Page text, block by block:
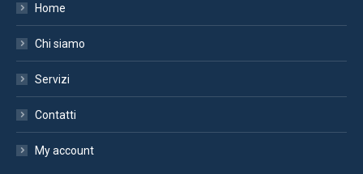
Home
Chi siamo
Servizi
Contatti
My account